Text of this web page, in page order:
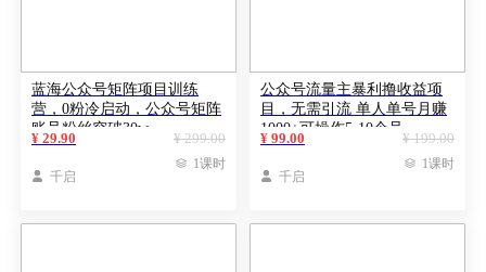
蓝海公众号矩阵项目训练
营，0粉冷启动，公众号矩阵
账号粉丝突破30w
¥ 299.00
¥ 29.90
 千启
 1课时
公众号流量主暴利撸收益项
目，无需引流 单人单号月赚
1000+可操作5-10个号
¥ 199.00
¥ 99.00
 千启
 1课时